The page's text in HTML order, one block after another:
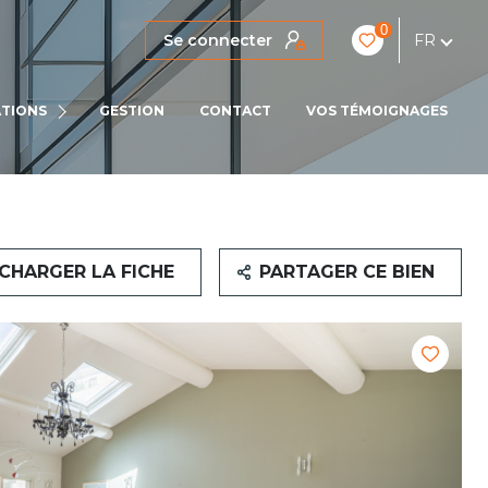
Se connecter
0
FR
PRO
GESTION CONTACT VOS TÉMOIGNAGES
LA FICHE PARTAGER CE BIEN